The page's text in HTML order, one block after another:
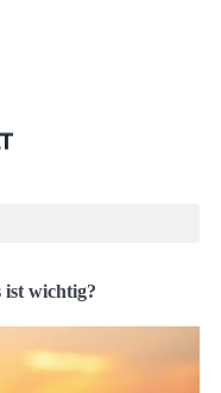
ist wichtig?